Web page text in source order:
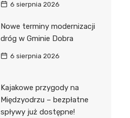
6 sierpnia 2026
Nowe terminy modernizacji
dróg w Gminie Dobra
6 sierpnia 2026
Kajakowe przygody na
Międzyodrzu – bezpłatne
spływy już dostępne!